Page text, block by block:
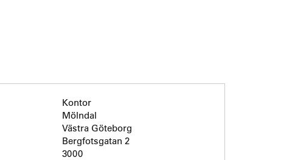
Kontor
Mölndal
Västra Göteborg
Bergfotsgatan 2
3000